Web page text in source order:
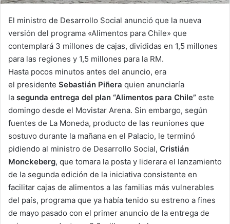
El ministro de Desarrollo Social anunció que la nueva
versión del programa «Alimentos para Chile» que
contemplará 3 millones de cajas, divididas en 1,5 millones
para las regiones y 1,5 millones para la RM.
Hasta pocos minutos antes del anuncio, era
el presidente Sebastián Piñera quien anunciaría
la segunda entrega del plan “Alimentos para Chile” este
domingo desde el Movistar Arena. Sin embargo, según
fuentes de La Moneda, producto de las reuniones que
sostuvo durante la mañana en el Palacio, le terminó
pidiendo al ministro de Desarrollo Social, Cristián
Monckeberg, que tomara la posta y liderara el lanzamiento
de la segunda edición de la iniciativa consistente en
facilitar cajas de alimentos a las familias más vulnerables
del país, programa que ya había tenido su estreno a fines
de mayo pasado con el primer anuncio de la entrega de